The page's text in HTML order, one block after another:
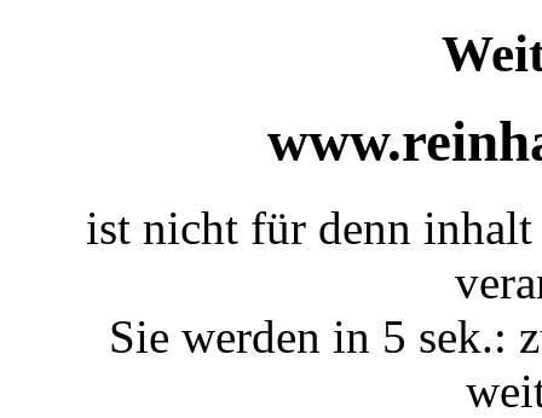
ist nicht für denn
Sie werden in 5 sek.: